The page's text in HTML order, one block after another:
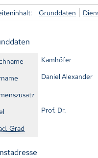
Grunddaten
Kamhöfer
Daniel Alexander
Prof. Dr.
Grad